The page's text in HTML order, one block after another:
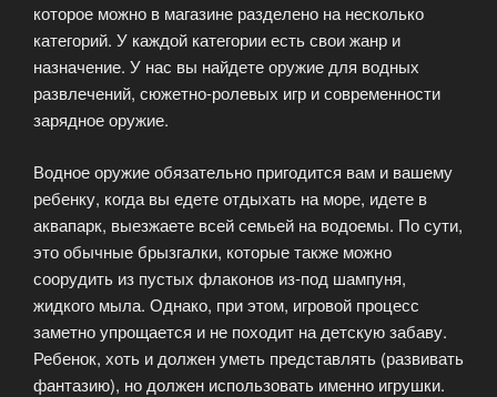
которое можно в магазине разделено на несколько
категорий. У каждой категории есть свои жанр и
назначение. У нас вы найдете оружие для водных
развлечений, сюжетно-ролевых игр и современности
зарядное оружие.
Водное оружие обязательно пригодится вам и вашему
ребенку, когда вы едете отдыхать на море, идете в
аквапарк, выезжаете всей семьей на водоемы. По сути,
это обычные брызгалки, которые также можно
соорудить из пустых флаконов из-под шампуня,
жидкого мыла. Однако, при этом, игровой процесс
заметно упрощается и не походит на детскую забаву.
Ребенок, хоть и должен уметь представлять (развивать
фантазию), но должен использовать именно игрушки.